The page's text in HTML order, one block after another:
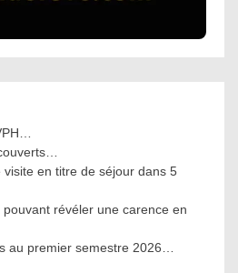
visite en titre de séjour dans 5
révéler une carence en
au premier semestre 2026…